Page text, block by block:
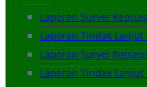
Laporan Survei
Laporan Tindak Lanjut
Laporan Survei
Laporan Tindak Lanjut